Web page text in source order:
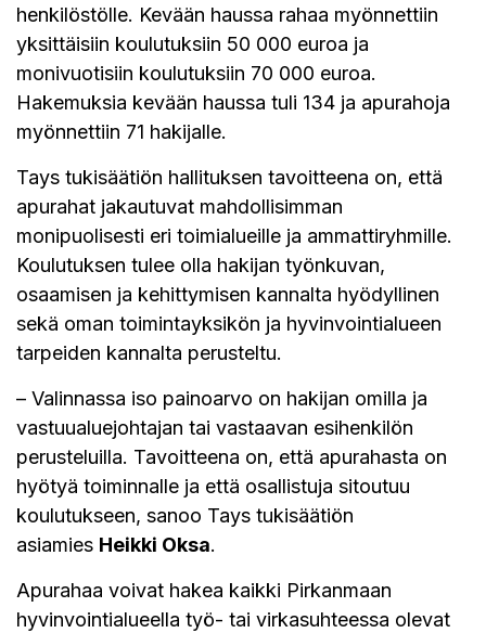
henkilöstölle. Kevään haussa rahaa myönnettiin
yksittäisiin koulutuksiin 50 000 euroa ja
monivuotisiin koulutuksiin 70 000 euroa.
Hakemuksia kevään haussa tuli 134 ja apurahoja
myönnettiin 71 hakijalle.
Tays tukisäätiön hallituksen tavoitteena on, että
apurahat jakautuvat mahdollisimman
monipuolisesti eri toimialueille ja ammattiryhmille.
Koulutuksen tulee olla hakijan työnkuvan,
osaamisen ja kehittymisen kannalta hyödyllinen
sekä oman toimintayksikön ja hyvinvointialueen
tarpeiden kannalta perusteltu.
– Valinnassa iso painoarvo on hakijan omilla ja
vastuualuejohtajan tai vastaavan esihenkilön
perusteluilla. Tavoitteena on, että apurahasta on
hyötyä toiminnalle ja että osallistuja sitoutuu
koulutukseen, sanoo Tays tukisäätiön
asiamies Heikki Oksa.
Apurahaa voivat hakea kaikki Pirkanmaan
hyvinvointialueella työ- tai virkasuhteessa olevat